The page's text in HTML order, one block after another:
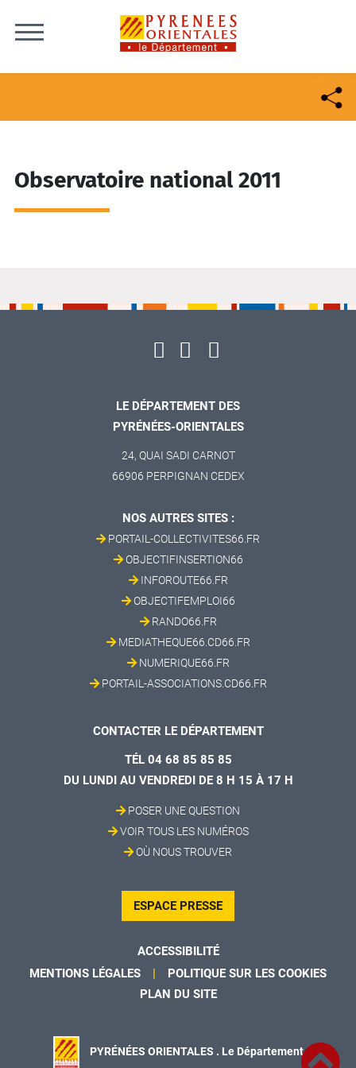
Observatoire national 2011
LE DÉPARTEMENT DES
PYRÉNÉES-ORIENTALES
24, QUAI SADI CARNOT
66906 PERPIGNAN CEDEX
NOS AUTRES SITES :
PORTAIL-COLLECTIVITES66.FR
OBJECTIFINSERTION66
INFOROUTE66.FR
OBJECTIFEMPLOI66
RANDO66.FR
MEDIATHEQUE66.CD66.FR
NUMERIQUE66.FR
PORTAIL-ASSOCIATIONS.CD66.FR
CONTACTER LE DÉPARTEMENT
TÉL 04 68 85 85 85
DU LUNDI AU VENDREDI DE 8 H 15 À 17 H
POSER UNE QUESTION
VOIR TOUS LES NUMÉROS
OÙ NOUS TROUVER
ESPACE PRESSE
ACCESSIBILITÉ
MENTIONS LÉGALES
POLITIQUE SUR LES COOKIES
PLAN DU SITE
PYRÉNÉES ORIENTALES . Le Département